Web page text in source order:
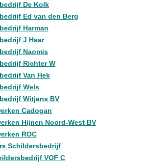
De Kolk
Ed van den Berg
Harman
J Haar
Naomis
Richter W
Van Hek
Wels
Witjens BV
Cadogan
Hijnen Noord-West BV
ROC
Schildersbedrijf
VOF C